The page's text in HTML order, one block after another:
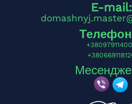
E-mail: